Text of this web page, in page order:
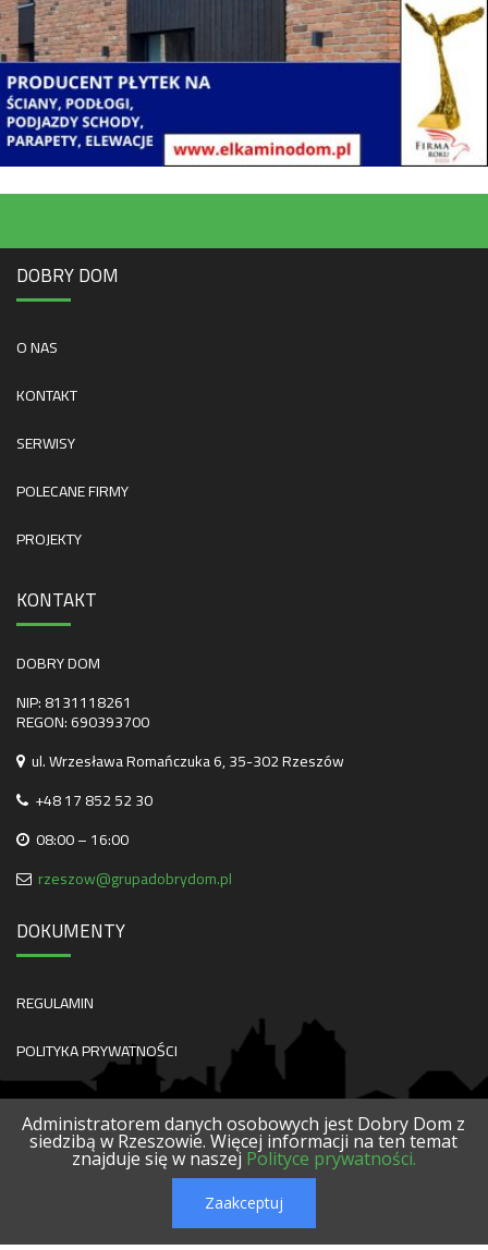
DOBRY DOM
O NAS
KONTAKT
SERWISY
POLECANE FIRMY
PROJEKTY
KONTAKT
DOBRY DOM
NIP: 8131118261
REGON: 690393700
ul. Wrzesława Romańczuka 6, 35-302 Rzeszów
+48 17 852 52 30
08:00 – 16:00
rzeszow@grupadobrydom.pl
DOKUMENTY
REGULAMIN
POLITYKA PRYWATNOŚCI
SERWISY POLECANE FIRMY
© 2026 DOBRY DOM. WSZELKIE PRAWA ZASTRZEŻONE.
Administratorem danych osobowych jest Dobry Dom z
siedzibą w Rzeszowie. Więcej informacji na ten temat
znajduje się w naszej Polityce prywatności.
Zaakceptuj